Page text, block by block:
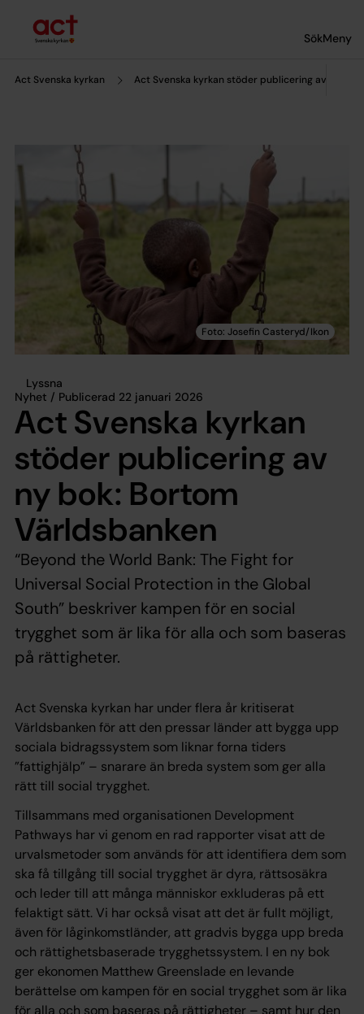
SökMeny
Act Svenska kyrkan Act Svenska kyrkan stöder publicering av ny
Lyssna
Nyhet / Publicerad 22 januari 2026
Act Svenska kyrkan
stöder publicering av
ny bok: Bortom
Världsbanken
“Beyond the World Bank: The Fight for
Universal Social Protection in the Global
South” beskriver kampen för en social
trygghet som är lika för alla och som baseras
på rättigheter.
Act Svenska kyrkan har under flera år kritiserat
Världsbanken för att den pressar länder att bygga upp
sociala bidragssystem som liknar forna tiders
”fattighjälp” – snarare än breda system som ger alla
rätt till social trygghet.
Tillsammans med organisationen Development
Pathways har vi genom en rad rapporter visat att de
urvalsmetoder som används för att identifiera dem som
ska få tillgång till social trygghet är dyra, rättsosäkra
och leder till att många människor exkluderas på ett
felaktigt sätt. Vi har också visat att det är fullt möjligt,
även för låginkomstländer, att gradvis bygga upp breda
och rättighetsbaserade trygghetssystem. I en ny bok
ger ekonomen Matthew Greenslade en levande
berättelse om kampen för en social trygghet som är lika
för alla och som baseras på rättigheter – samt hur den